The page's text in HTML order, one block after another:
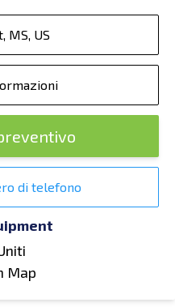
MS, US
di telefono
Map